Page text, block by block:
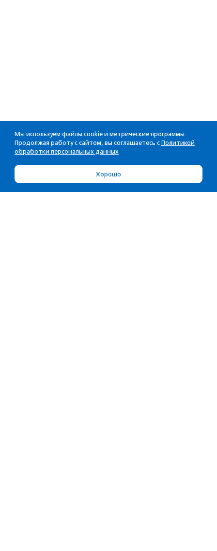
Мы используем файлы cookie и метрические программы.
Продолжая работу с сайтом, вы соглашаетесь с Политикой
обработки персональных данных
Хорошо